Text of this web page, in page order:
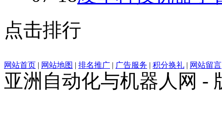
点击排行
网站首页 | 网站地图 | 排名推广 | 广告服务 | 积分换礼 | 网站留言
亚洲自动化与机器人网 -